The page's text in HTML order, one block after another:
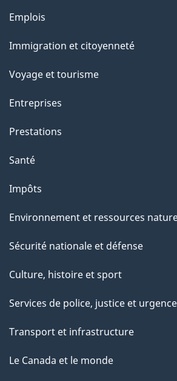
Thèmes
sujets
Emplois
Immigration et citoyenneté
Voyage et tourisme
Entreprises
Prestations
Santé
Impôts
Environnement et ressources
Sécurité nationale et défense
Culture, histoire et sport
Services de police, justice et
Transport et infrastructure
Le Canada et le monde